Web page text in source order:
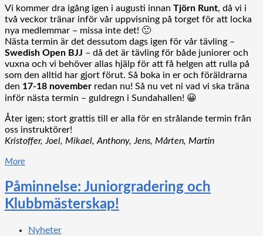
Vi kommer dra igång igen i augusti innan Tjörn Runt, då vi i
två veckor tränar inför vår uppvisning på torget för att locka
nya medlemmar – missa inte det! 🙂
Nästa termin är det dessutom dags igen för vår tävling –
Swedish Open BJJ – då det är tävling för både juniorer och
vuxna och vi behöver allas hjälp för att få helgen att rulla på
som den alltid har gjort förut. Så boka in er och föräldrarna
den 17-18 november redan nu! Så nu vet ni vad vi ska träna
inför nästa termin – guldregn i Sundahallen! 😀
Åter igen; stort grattis till er alla för en strålande termin från
oss instruktörer!
Kristoffer, Joel, Mikael, Anthony, Jens, Mårten, Martin
More
Påminnelse: Juniorgradering och
Klubbmästerskap!
Nyheter